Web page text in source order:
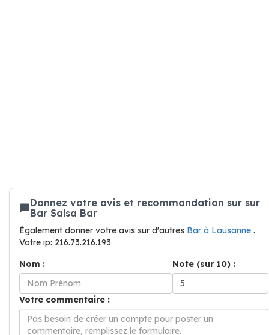
Donnez votre avis et recommandation sur sur
Bar Salsa Bar
Également donner votre avis sur d'autres Bar à Lausanne .
Votre ip: 216.73.216.193
Nom :
Note (sur 10) :
Votre commentaire :